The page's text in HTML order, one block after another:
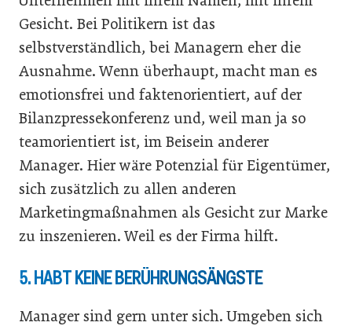
Gesicht. Bei Politikern ist das
selbstverständlich, bei Managern eher die
Ausnahme. Wenn überhaupt, macht man es
emotionsfrei und faktenorientiert, auf der
Bilanzpressekonferenz und, weil man ja so
teamorientiert ist, im Beisein anderer
Manager. Hier wäre Potenzial für Eigentümer,
sich zusätzlich zu allen anderen
Marketingmaßnahmen als Gesicht zur Marke
zu inszenieren. Weil es der Firma hilft.
5. HABT KEINE BERÜHRUNGSÄNGSTE
Manager sind gern unter sich. Umgeben sich